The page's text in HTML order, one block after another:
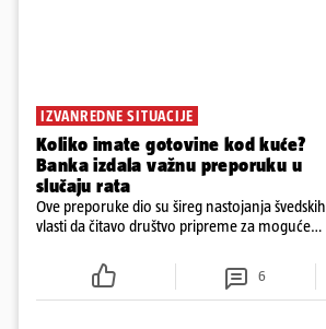
IZVANREDNE SITUACIJE
Koliko imate gotovine kod kuće?
Banka izdala važnu preporuku u
slučaju rata
Ove preporuke dio su šireg nastojanja švedskih
vlasti da čitavo društvo pripreme za moguće
6